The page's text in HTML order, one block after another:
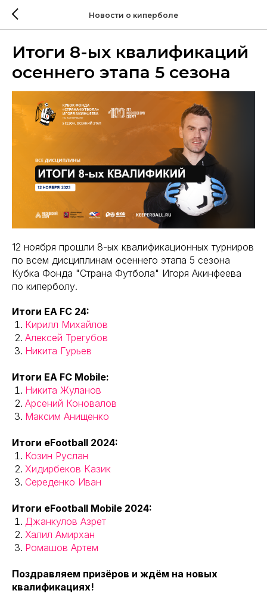
Новости о киперболе
Итоги 8-ых квалификаций
осеннего этапа 5 сезона
12 ноября прошли 8-ых квалификационных турниров
по всем дисциплинам осеннего этапа 5 сезона
Кубка Фонда "Страна Футбола" Игоря Акинфеева
по киперболу.
Итоги EA FC 24:
Кирилл Михайлов
Алексей Трегубов
Никита Гурьев
Итоги EA FC Mobile:
Никита Жуланов
Арсений Коновалов
Максим Анищенко
Итоги eFootball 2024:
Козин Руслан
Хидирбеков Казик
Середенко Иван
Итоги eFootball Mobile 2024:
Джанкулов Азрет
Халил Амирхан
Ромашов Артем
Поздравляем призёров и ждём на новых
квалификациях!